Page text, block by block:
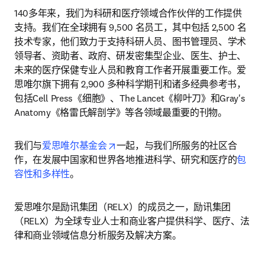
140多年来，我们为科研和医疗领域合作伙伴的工作提供
支持。我们在全球拥有 9,500 名员工，其中包括 2,500 名
技术专家，他们致力于支持科研人员、图书管理员、学术
领导者、资助者、政府、研发密集型企业、医生、护士、
未来的医疗保健专业人员和教育工作者开展重要工作。爱
思唯尔旗下拥有 2,900 多种科学期刊和诸多经典参考书，
包括Cell Press《细胞》、The Lancet《柳叶刀》和Gray's
Anatomy《格雷氏解剖学》等各领域最重要的刊物。
我们与爱思唯尔基金会 opens in new tab/window
一起，与我们所服务的社区合
作，在发展中国家和世界各地推进科学、研究和医疗的包
容性和多样性。
爱思唯尔是励讯集团（RELX）的成员之一，励讯集团
（RELX）为全球专业人士和商业客户提供科学、医疗、法
律和商业领域信息分析服务及解决方案。